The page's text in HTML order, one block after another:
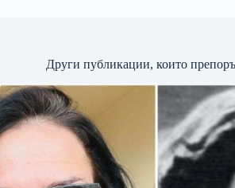
Други публикации, които